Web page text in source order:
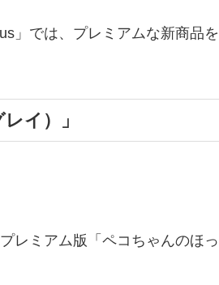
」では、プレミアムな新商品を
イ）」
レミアム版「ペコちゃんのほっ